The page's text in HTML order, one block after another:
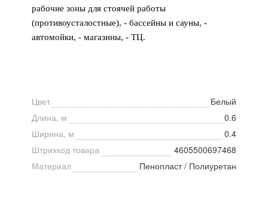
рабочие зоны для стоячей работы
(противоусталостные), - бассейны и сауны, -
автомойки, - магазины, - ТЦ.
Цвет
Белый
Длина, м
0.6
Ширина, м
0.4
Штрихкод товара
4605500697468
Материал
Пенопласт / Полиуретан